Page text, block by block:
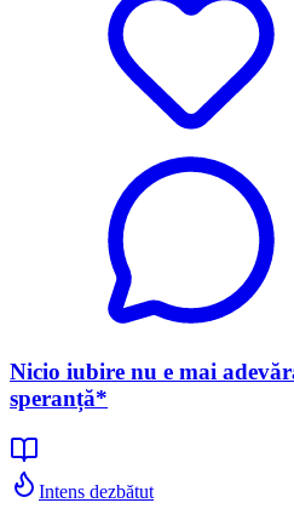
Nicio iubire nu e mai
speranță*
Intens dezbătut